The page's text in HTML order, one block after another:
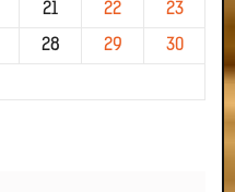
21 22 23
28 29 30